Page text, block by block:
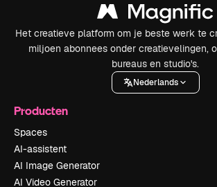
Het creatieve platform om je beste werk te
miljoen abonnees onder creatievelingen,
bureaus en studio's.
Nederlands
Producten
Spaces
AI-assistent
AI Image Generator
AI Video Generator